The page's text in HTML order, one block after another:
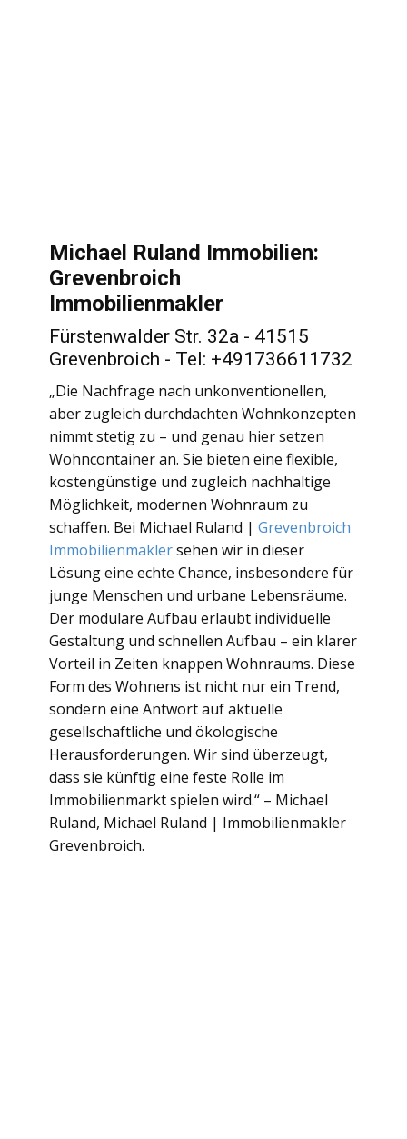
Michael Ruland Immobilien:
Grevenbroich
Immobilienmakler
Fürstenwalder Str. 32a - 41515
Grevenbroich - Tel: +491736611732
„Die Nachfrage nach unkonventionellen,
aber zugleich durchdachten Wohnkonzepten
nimmt stetig zu – und genau hier setzen
Wohncontainer an. Sie bieten eine flexible,
kostengünstige und zugleich nachhaltige
Möglichkeit, modernen Wohnraum zu
schaffen. Bei Michael Ruland | Grevenbroich
Immobilienmaklersehen wir in dieser
Lösung eine echte Chance, insbesondere für
junge Menschen und urbane Lebensräume.
Der modulare Aufbau erlaubt individuelle
Gestaltung und schnellen Aufbau – ein klarer
Vorteil in Zeiten knappen Wohnraums. Diese
Form des Wohnens ist nicht nur ein Trend,
sondern eine Antwort auf aktuelle
gesellschaftliche und ökologische
Herausforderungen. Wir sind überzeugt,
dass sie künftig eine feste Rolle im
Immobilienmarkt spielen wird.“ – Michael
Ruland, Michael Ruland | Immobilienmakler
Grevenbroich.